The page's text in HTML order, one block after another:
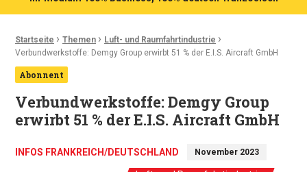
Ariadnefaden:
Startseite › Themen › Luft- und Raumfahrtindustrie ›
Verbundwerkstoffe: Demgy Group erwirbt 51 % der E.I.S. Aircraft GmbH
Abonnent
Verbundwerkstoffe: Demgy Group
erwirbt 51 % der E.I.S. Aircraft GmbH
INFOS FRANKREICH/DEUTSCHLAND November 2023